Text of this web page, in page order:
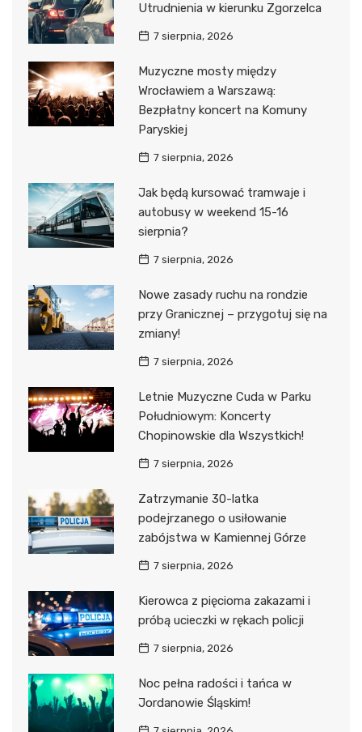
Utrudnienia w kierunku Zgorzelca
7 sierpnia, 2026
Muzyczne mosty między
Wrocławiem a Warszawą:
Bezpłatny koncert na Komuny
Paryskiej
7 sierpnia, 2026
Jak będą kursować tramwaje i
autobusy w weekend 15-16
sierpnia?
7 sierpnia, 2026
Nowe zasady ruchu na rondzie
przy Granicznej – przygotuj się na
zmiany!
7 sierpnia, 2026
Letnie Muzyczne Cuda w Parku
Południowym: Koncerty
Chopinowskie dla Wszystkich!
7 sierpnia, 2026
Zatrzymanie 30-latka
podejrzanego o usiłowanie
zabójstwa w Kamiennej Górze
7 sierpnia, 2026
Kierowca z pięcioma zakazami i
próbą ucieczki w rękach policji
7 sierpnia, 2026
Noc pełna radości i tańca w
Jordanowie Śląskim!